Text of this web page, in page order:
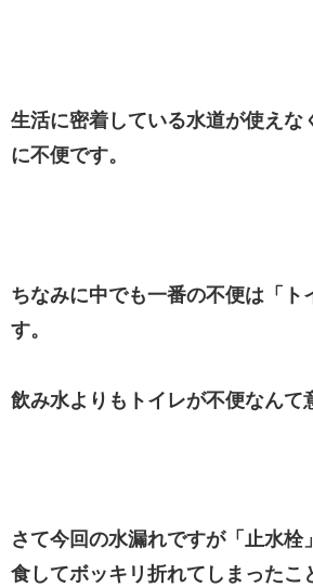
生活に密着している水道が使えな
に不便です。
ちなみに中でも一番の不便は「ト
す。
飲み水よりもトイレが不便なんて
さて今回の水漏れですが「止水栓
食してボッキリ折れてしまったこ